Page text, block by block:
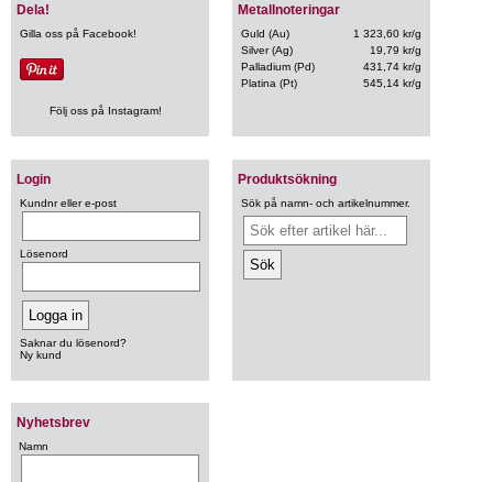
Metallnoteringar
Guld (Au)
1 323,60 kr/g
Silver (Ag)
19,79 kr/g
Palladium (Pd)
431,74 kr/g
Platina (Pt)
545,14 kr/g
Login
Kundnr eller e-post
Lösenord
Saknar du lösenord?
Ny kund
Produktsökning
Sök på namn- och artikelnummer.
Nyhetsbrev
Namn
Dela!
Gilla oss på Facebook!
Följ oss på Instagram!